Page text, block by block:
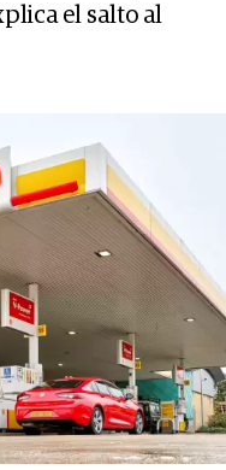
el salto al